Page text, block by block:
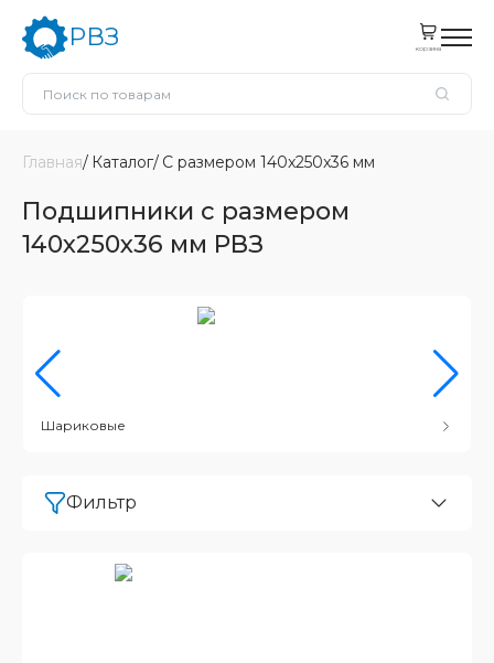
РВЗ корзина
Главная Каталог С размером 140x250x36 мм
Подшипники с размером
140x250x36 мм РВЗ
Шариковые
Фильтр